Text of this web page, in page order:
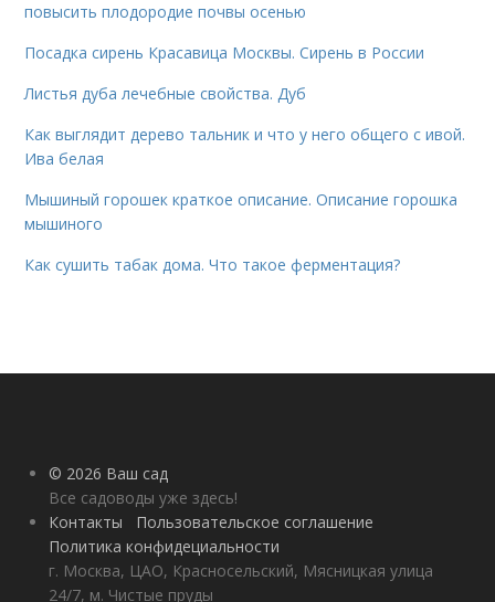
повысить плодородие почвы осенью
Посадка сирень Красавица Москвы. Сирень в России
Листья дуба лечебные свойства. Дуб
Как выглядит дерево тальник и что у него общего с ивой.
Ива белая
Мышиный горошек краткое описание. Описание горошка
мышиного
Как сушить табак дома. Что такое ферментация?
© 2026 Ваш сад
Все садоводы уже здесь!
Контакты
Пользовательское соглашение
Политика конфидециальности
г. Москва, ЦАО, Красносельский, Мясницкая улица
24/7, м. Чистые пруды